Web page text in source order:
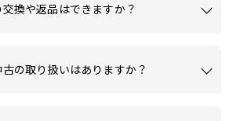
換や返品はできますか？
の取り扱いはありますか？